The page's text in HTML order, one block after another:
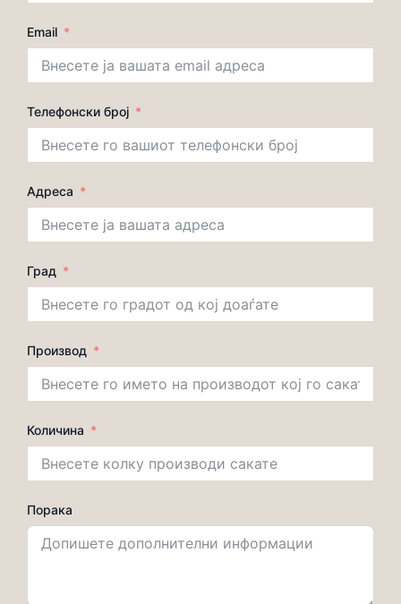
Email
Телефонски број
Адреса
Град
Производ
Количина
Порака